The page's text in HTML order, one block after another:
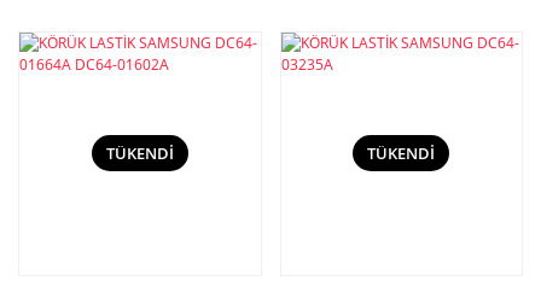
TÜKENDİ TÜKENDİ